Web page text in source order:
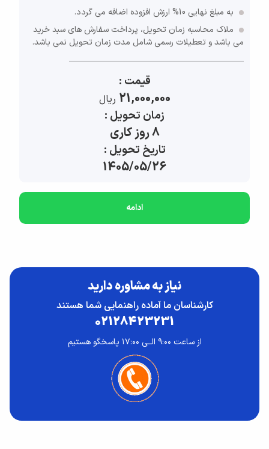
به مبلغ نهایی 10% ارزش افزوده اضافه می گردد.
ملاک محاسبه زمان تحویل، پرداخت سفارش های سبد خرید
می باشد و تعطیلات رسمی شامل مدت زمان تحویل نمی باشد.
قیمت :
21,000,000 ريال
زمان تحویل :
8 روز کاری
تاریخ تحویل :
1405/05/26
ادامه
نیاز به مشاوره دارید
کارشناسان ما آماده راهنمایی شما هستند
02128423231
از ساعت ۹:۰۰ الــی ۱۷:۰۰ پاسخگو هستیم